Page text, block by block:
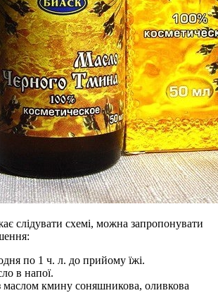
слідувати схемі, можна запропонувати
по 1 ч. л. до прийому їжі.
в напої.
маслом кмину соняшникова, оливкова